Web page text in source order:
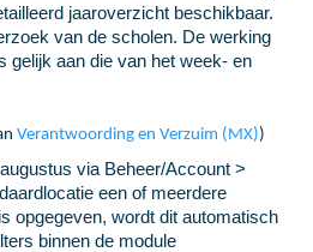
jaaroverzicht beschikbaar.
van de scholen. De werking
gelijk aan die van het week- en
Verantwoording en Verzuim (MX))
via Beheer/Account >
een of meerdere
opgegeven, wordt dit automatisch
binnen de module